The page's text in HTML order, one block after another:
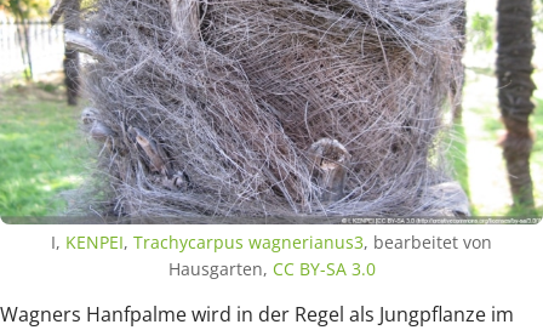
I, KENPEI, Trachycarpus wagnerianus3, bearbeitet von
Hausgarten, CC BY-SA 3.0
Wagners Hanfpalme wird in der Regel als Jungpflanze im